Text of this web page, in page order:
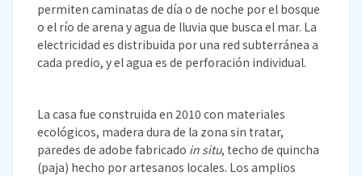
permiten caminatas de día o de noche por el bosque
o el río de arena y agua de lluvia que busca el mar. La
electricidad es distribuida por una red subterránea a
cada predio, y el agua es de perforación individual.
La casa fue construida en 2010 con materiales
ecológicos, madera dura de la zona sin tratar,
paredes de adobe fabricado in situ, techo de quincha
(paja) hecho por artesanos locales. Los amplios